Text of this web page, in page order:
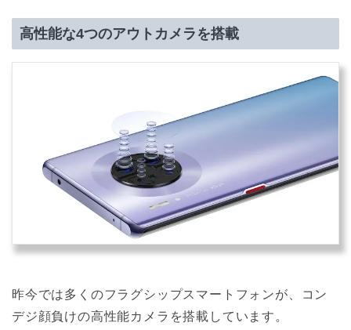
高性能な4つのアウトカメラを搭載
昨今では多くのフラグシップスマートフォンが、コン
デジ顔負けの高性能カメラを搭載しています。